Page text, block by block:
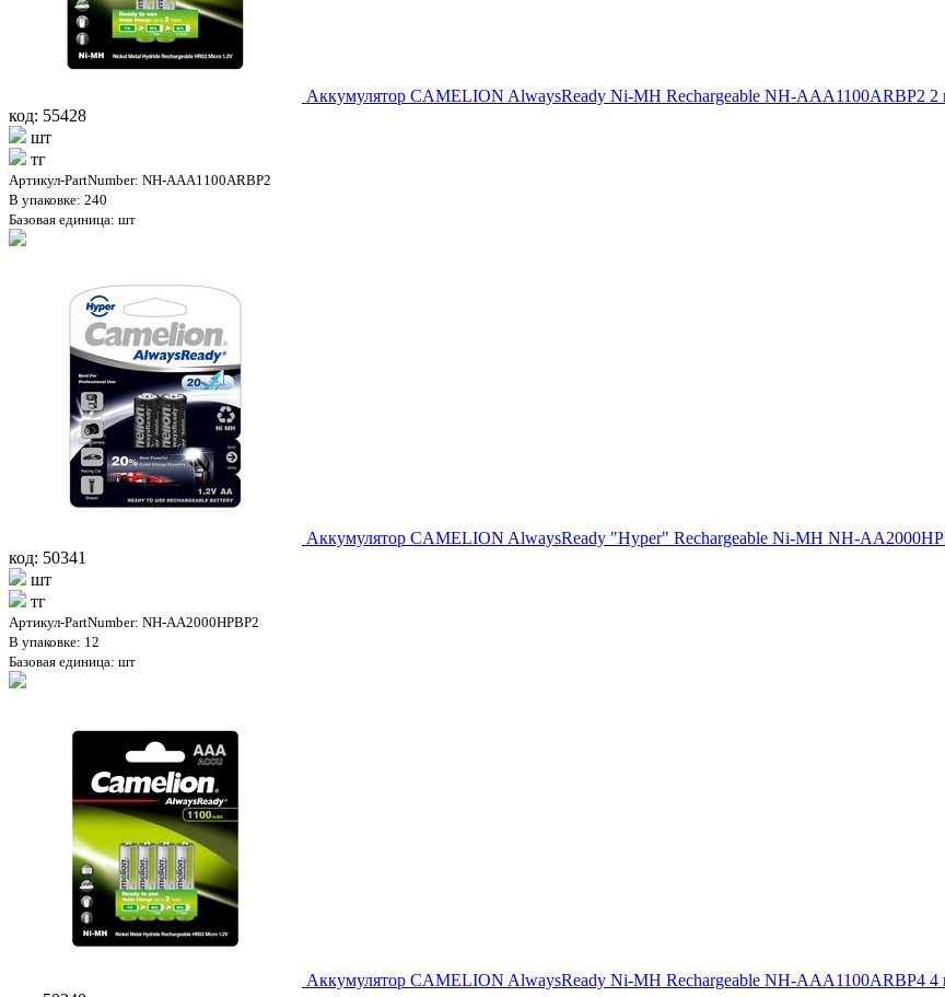
Аккумулятор CAMELION AlwaysReady Ni-MH Rechargeable NH-AAA1100ARBP2 2
код: 55428
шт
тг
Артикул-PartNumber: NH-AAA1100ARBP2
В упаковке: 240
Базовая единица: шт
Аккумулятор CAMELION AlwaysReady "Hyper" Rechargeable Ni-MH NH-
код: 50341
шт
тг
Артикул-PartNumber: NH-AA2000HPBP2
В упаковке: 12
Базовая единица: шт
Аккумулятор CAMELION AlwaysReady Ni-MH Rechargeable NH-AAA1100ARBP4 4